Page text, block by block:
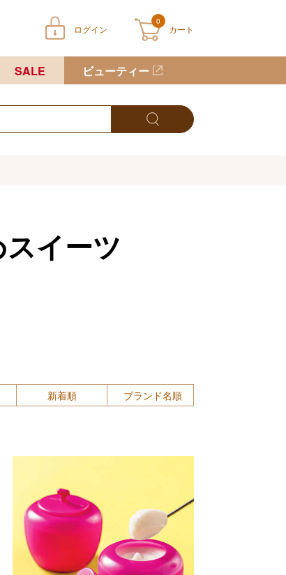
ログイン
0
カート
品が入っていません
SALE ビューティー
イーツ
新着順 ブランド名順